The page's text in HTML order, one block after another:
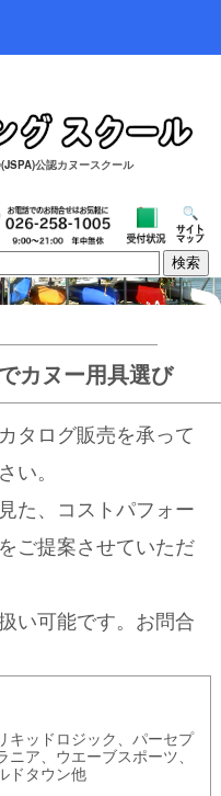
公認カヌースクール
カヌー用具選び
タログ販売を承って
い。
た、コストパフォー
ご提案させていただ
い可能です。お問合
キッドロジック、パーセプ
ア、ウエーブスポーツ、
ドタウン他